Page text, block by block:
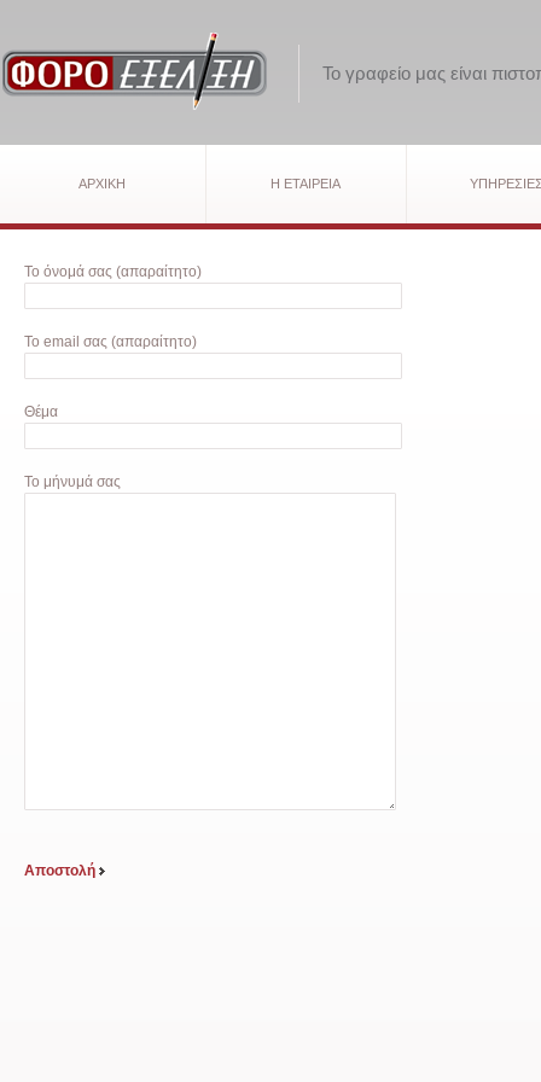
Το γραφείο μας είναι
ΑΡΧΙΚΗ Η ΕΤΑΙΡΕΙΑ
Το όνομά σας (απαραίτητο)
Το email σας (απαραίτητο)
Θέμα
Το μήνυμά σας